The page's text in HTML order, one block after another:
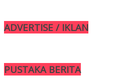
ADVERTISE / IKLAN
PUSTAKA BERITA